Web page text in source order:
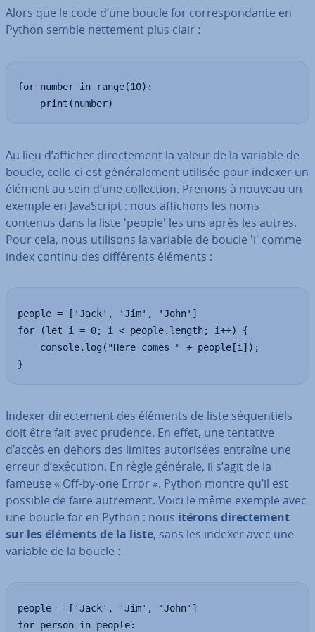
Alors que le code d’une boucle for cor­res­pon­dante en
Python semble nettement plus clair :
for number in range(10):
    print(number)
Au lieu d’afficher di­rec­te­ment la valeur de la variable de
boucle, celle-ci est gé­né­ra­le­ment utilisée pour indexer un
élément au sein d’une col­lec­tion. Prenons à nouveau un
exemple en Ja­vaS­cript : nous affichons les noms
contenus dans la liste 'people' les uns après les autres.
Pour cela, nous utilisons la variable de boucle 'i' comme
index continu des dif­fé­rents éléments :
people = ['Jack', 'Jim', 'John']
for (let i = 0; i < people.length; i++) {
    console.log("Here comes " + people[i]);
}
Indexer di­rec­te­ment des éléments de liste sé­quen­tiels
doit être fait avec prudence. En effet, une tentative
d’accès en dehors des limites au­to­ri­sées entraîne une
erreur d’exécution. En règle générale, il s’agit de la
fameuse « Off-by-one Error ». Python montre qu’il est
possible de faire autrement. Voici le même exemple avec
une boucle for en Python : nous itérons di­rec­te­ment
sur les éléments de la liste, sans les indexer avec une
variable de la boucle :
people = ['Jack', 'Jim', 'John']
for person in people: